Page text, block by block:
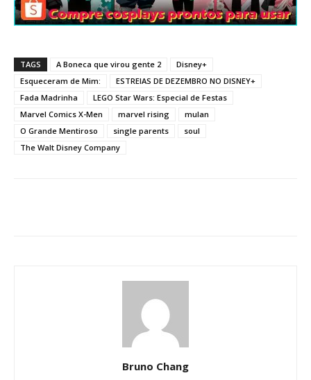
TAGS A Boneca que virou gente 2
Disney+
Esqueceram de Mim:
ESTREIAS DE DEZEMBRO NO DISNEY+
Fada Madrinha
LEGO Star Wars: Especial de Festas
Marvel Comics X-Men
marvel rising
mulan
O Grande Mentiroso
single parents
soul
The Walt Disney Company
Bruno Chang